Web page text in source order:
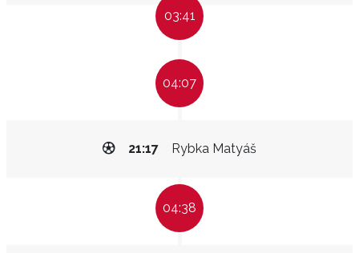
03:41
04:07
Rybka Matyáš
21:17
04:38